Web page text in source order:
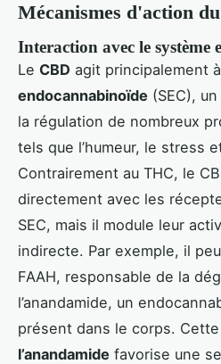
Mécanismes d'action
Interaction avec le système
Le CBD agit principalement
endocannabinoïde (SEC),
la régulation de nombreux
tels que l’humeur, le stress
Contrairement au THC, le
directement avec les
SEC, mais il module leur
indirecte. Par exemple, il
FAAH, responsable de la
l’anandamide, un
présent dans le corps. Cette
l’anandamide favorise une